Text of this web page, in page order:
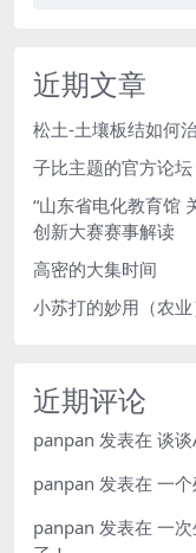
近期文章
松土-土壤板结如何
子比主题的官方论坛
“山东省电化教育馆
创新大赛赛事解读
高密的大集时间
小苏打的妙用（农业
近期评论
panpan 发表在 谈
panpan 发表在 一
panpan 发表在 一